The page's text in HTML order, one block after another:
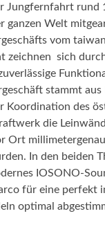
Jungfernfahrt rund
ganzen Welt
vom
zeichnen sich
stammt aus
Koordination des
die
Ort
In den beiden
IOSONO-
für eine perfekt
optimal